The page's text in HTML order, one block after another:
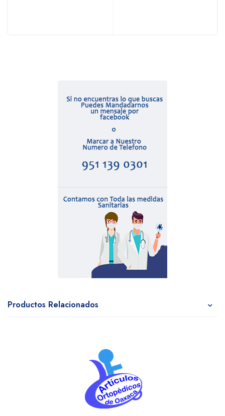
Productos Relacionados